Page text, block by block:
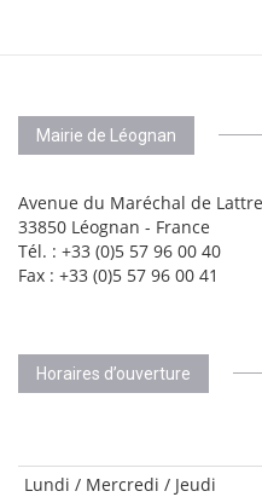
Mairie de Léognan
Avenue du Maréchal de
33850 Léognan - France
Tél. : +33 (0)5 57 96 00 40
Fax : +33 (0)5 57 96 00 41
Horaires d’ouverture
Lundi / Mercredi / Jeudi